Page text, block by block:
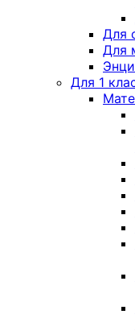
Для
Для
Для 1